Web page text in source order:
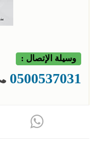
وسيلة الإتصال :
0500537031